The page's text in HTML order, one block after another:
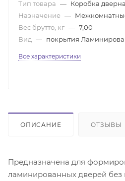
Тип товара — Коробка
Назначение —
Вес брутто, кг — 7,00
Вид — покрытия
Все характеристики
ОПИСАНИЕ ОТЗЫВЫ
Предназначена для
ламинированных дверей без